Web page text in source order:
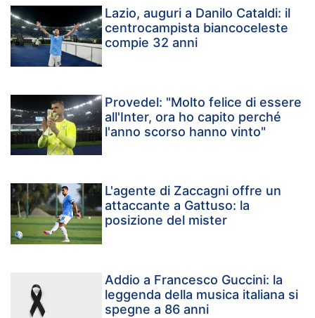
Lazio, auguri a Danilo Cataldi: il
centrocampista biancoceleste
compie 32 anni
Provedel: "Molto felice di essere
all'Inter, ora ho capito perché
l'anno scorso hanno vinto"
L'agente di Zaccagni offre un
attaccante a Gattuso: la
posizione del mister
Addio a Francesco Guccini: la
leggenda della musica italiana si
spegne a 86 anni